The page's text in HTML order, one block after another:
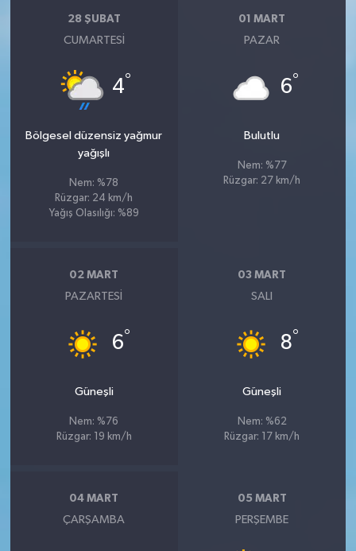
28 ŞUBAT
CUMARTESI
4°
Bölgesel düzensiz yağmur
yağışlı
Nem: %78
Rüzgar: 24 km/h
Yağış Olasılığı: %89
01 MART
PAZAR
6°
Bulutlu
Nem: %77
Rüzgar: 27 km/h
02 MART
PAZARTESI
6°
Güneşli
Nem: %76
Rüzgar: 19 km/h
03 MART
SALI
8°
Güneşli
Nem: %62
Rüzgar: 17 km/h
04 MART
ÇARŞAMBA
05 MART
PERŞEMBE